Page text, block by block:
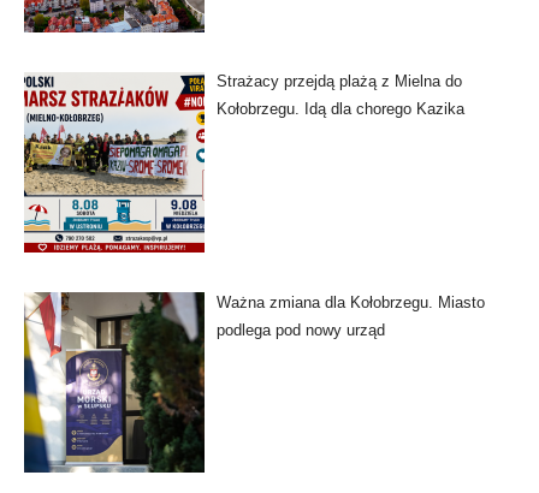
Strażacy przejdą plażą z Mielna do
Kołobrzegu. Idą dla chorego Kazika
Ważna zmiana dla Kołobrzegu. Miasto
podlega pod nowy urząd